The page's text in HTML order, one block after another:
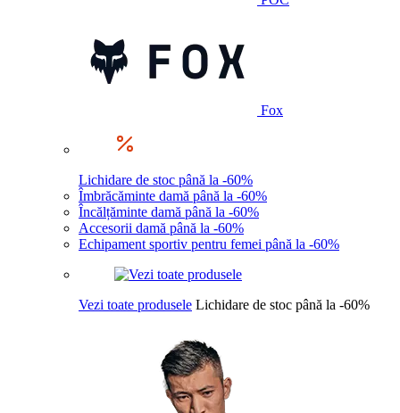
Fox
Lichidare de stoc până la -60%
Îmbrăcăminte damă până la -60%
Încălțăminte damă până la -60%
Accesorii damă până la -60%
Echipament sportiv pentru femei până la -60%
Vezi toate produsele Lichidare de stoc până la -60%